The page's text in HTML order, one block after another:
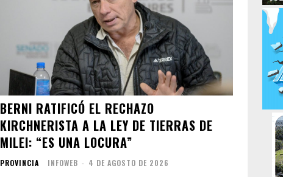
BERNI RATIFICÓ EL RECHAZO
KIRCHNERISTA A LA LEY DE TIERRAS DE
MILEI: “ES UNA LOCURA”
PROVINCIA INFOWEB - 4 DE AGOSTO DE 2026